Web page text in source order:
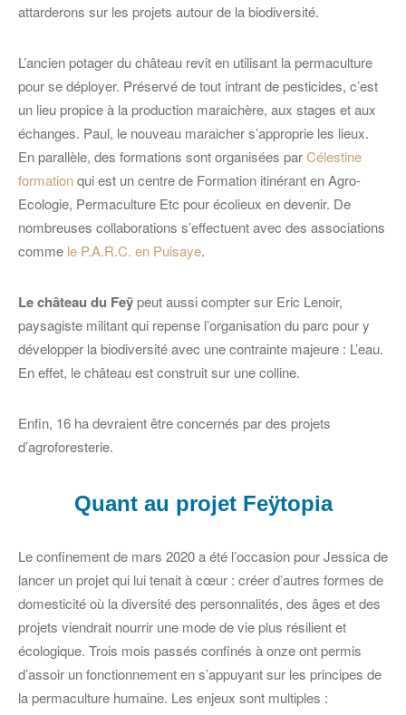
attarderons sur les projets autour de la biodiversité.
L’ancien potager du château revit en utilisant la permaculture
pour se déployer. Préservé de tout intrant de pesticides, c’est
un lieu propice à la production maraichère, aux stages et aux
échanges. Paul, le nouveau maraicher s’approprie les lieux.
En parallèle, des formations sont organisées parCélestine
formationqui est un centre de Formation itinérant en Agro-
Ecologie, Permaculture Etc pour écolieux en devenir. De
nombreuses collaborations s’effectuent avec des associations
comme le P.A.R.C. en Puisaye.
Le château du Feÿpeut aussi compter sur Eric Lenoir,
paysagiste militant qui repense l’organisation du parc pour y
développer la biodiversité avec une contrainte majeure : L’eau.
En effet, le château est construit sur une colline.
Enfin, 16 ha devraient être concernés par des projets
d’agroforesterie.
Quant au projet Feÿtopia
Le confinement de mars 2020 a été l’occasion pour Jessica de
lancer un projet qui lui tenait à cœur : créer d’autres formes de
domesticité où la diversité des personnalités, des âges et des
projets viendrait nourrir une mode de vie plus résilient et
écologique. Trois mois passés confinés à onze ont permis
d’assoir un fonctionnement en s’appuyant sur les principes de
la permaculture humaine. Les enjeux sont multiples :